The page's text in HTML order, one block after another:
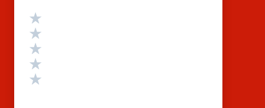
Valutazione